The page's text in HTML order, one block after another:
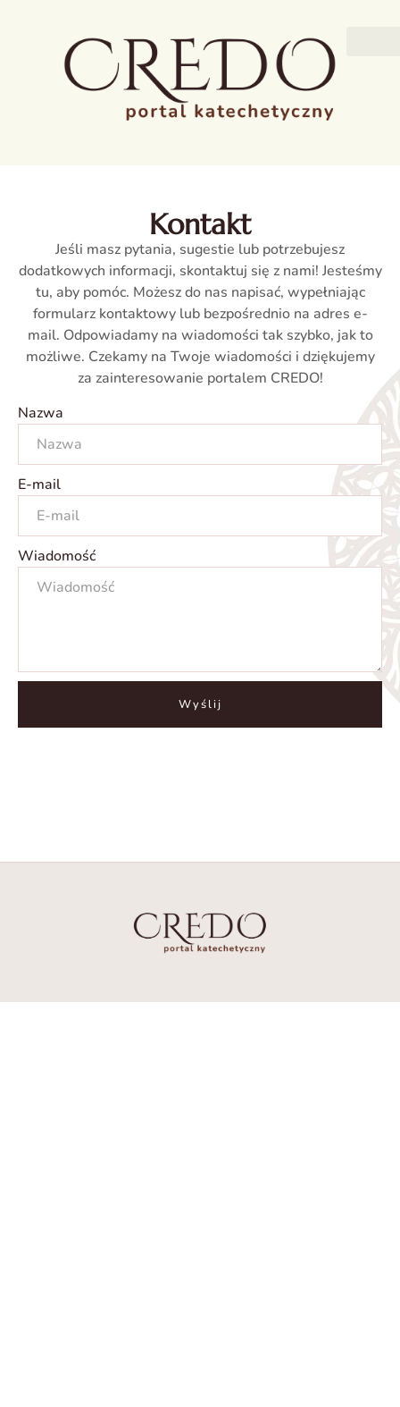
Kontakt
Jeśli masz pytania, sugestie lub potrzebujesz
dodatkowych informacji, skontaktuj się z nami! Jesteśmy
tu, aby pomóc. Możesz do nas napisać, wypełniając
formularz kontaktowy lub bezpośrednio na adres e-
mail. Odpowiadamy na wiadomości tak szybko, jak to
możliwe. Czekamy na Twoje wiadomości i dziękujemy
za zainteresowanie portalem CREDO!
Nazwa
E-mail
Wiadomość
Wyślij